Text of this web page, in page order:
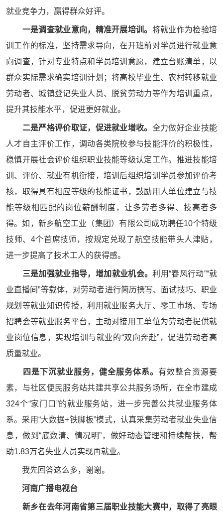
就业竞争力，赢得群众好评。
一是调查就业意向，精准开展培训。 将就业作为检验培
训工作的标准，坚持需求导向，在开班前对学员进行就业意
向调查，针对专业特点和学员培训意愿，建立台账清单，以
群众实际需求确实培训计划；将高校毕业生、农村转移就业
劳动者、城镇登记失业人员、脱贫劳动力等作为培训重点，
提升其技能水平，促进更好就业。
二是严格评价取证，促进就业增收。 全力做好企业技能
人才自主评价工作，调动各类院校参与技能评价的积极性，
稳慎开展社会评价组织职业技能等级认定工作。推进技能培
训、评价、就业有机衔接，培训后组织培训学员参加评价考
核，取得具有相应等级的技能证书，鼓励用人单位建立与技
能等级相匹配的岗位薪酬制度，让多劳者多得、技高者多
得。如，新乡航空工业（集团）有限公司成功聘任10个特级
技师、4个首席技师，按规定兑现了航空技能带头人津贴，
进一步提高了技术工人的获得感。
三是加强就业指导，增加就业机会。利用“春风行动”“就
业直播间”等载体，对劳动者进行简历撰写、面试技巧、职业
规划等就业知识传授，利用就业服务大厅、零工市场、专场
招聘会等就业服务平台，主动对接用工单位为劳动者提供就
业岗位信息，实现培训与就业的“双向奔赴”，促进劳动者高
质量就业。
四是下沉就业服务，健全服务体系。 有效整合资源要
素，与社区便民服务站共建共享公共服务场所，在全市建成
324个“家门口”的就业服务站，进一步完善公共就业服务体
系。采用“大数据+铁脚板”模式，认真采集劳动者就业失业信
息，做到“底数清、情况明”，做好动态管理和持续帮扶，帮
助1.83万名失业人员实现再就业。
我先回答这么多，谢谢。
河南广播电视台
新乡在去年河南省第三届职业技能大赛中，取得了亮眼